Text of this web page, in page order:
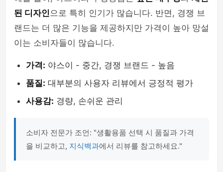
된 디자인으로 특히 인기가 많습니다. 반면, 경쟁 브
랜드는 더 많은 기능을 제공하지만 가격이 높아 망설
이는 소비자들이 많습니다.
가격: 야스이 - 중간, 경쟁 브랜드 - 높음
품질: 대부분의 사용자 리뷰에서 긍정적 평가
사용감: 경량, 손쉬운 관리
소비자 전문가 조언: "생활용품 선택 시 품질과 가격
을 비교하고, 지식백과에서 리뷰를 참고하세요."